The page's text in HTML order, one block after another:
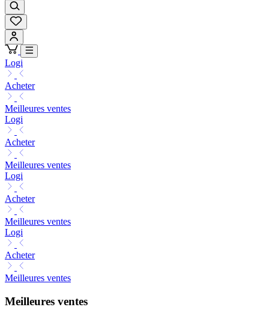
Logi
Acheter
Meilleures ventes
Logi
Acheter
Meilleures ventes
Logi
Acheter
Meilleures ventes
Logi
Acheter
Meilleures ventes
Meilleures ventes